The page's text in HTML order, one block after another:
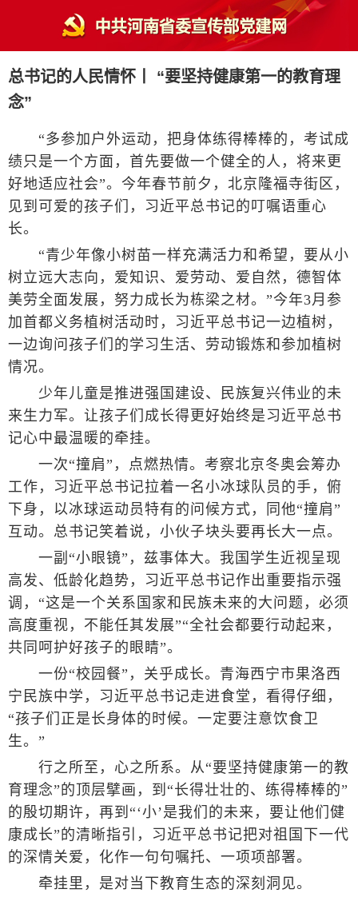
总书记的人民情怀丨 “要坚持健康第一的教育理
念”
“多参加户外运动，把身体练得棒棒的，考试成
绩只是一个方面，首先要做一个健全的人，将来更
好地适应社会”。今年春节前夕，北京隆福寺街区，
见到可爱的孩子们，习近平总书记的叮嘱语重心
长。
“青少年像小树苗一样充满活力和希望，要从小
树立远大志向，爱知识、爱劳动、爱自然，德智体
美劳全面发展，努力成长为栋梁之材。”今年3月参
加首都义务植树活动时，习近平总书记一边植树，
一边询问孩子们的学习生活、劳动锻炼和参加植树
情况。
少年儿童是推进强国建设、民族复兴伟业的未
来生力军。让孩子们成长得更好始终是习近平总书
记心中最温暖的牵挂。
一次“撞肩”，点燃热情。考察北京冬奥会筹办
工作，习近平总书记拉着一名小冰球队员的手，俯
下身，以冰球运动员特有的问候方式，同他“撞肩”
互动。总书记笑着说，小伙子块头要再长大一点。
一副“小眼镜”，兹事体大。我国学生近视呈现
高发、低龄化趋势，习近平总书记作出重要指示强
调，“这是一个关系国家和民族未来的大问题，必须
高度重视，不能任其发展”“全社会都要行动起来，
共同呵护好孩子的眼睛”。
一份“校园餐”，关乎成长。青海西宁市果洛西
宁民族中学，习近平总书记走进食堂，看得仔细，
“孩子们正是长身体的时候。一定要注意饮食卫
生。”
行之所至，心之所系。从“要坚持健康第一的教
育理念”的顶层擘画，到“长得壮壮的、练得棒棒的”
的殷切期许，再到“‘小’是我们的未来，要让他们健
康成长”的清晰指引，习近平总书记把对祖国下一代
的深情关爱，化作一句句嘱托、一项项部署。
牵挂里，是对当下教育生态的深刻洞见。